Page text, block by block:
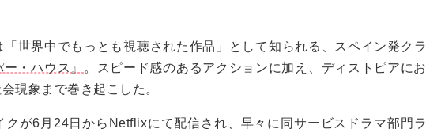
世界中でもっとも視聴された作品」として知られる、スペイン発クラ
ー・ハウス』
。スピード感のあるアクションに加え、ディストピアにお
現象まで巻き起こした。
クが6月24日からNetflixにて配信され、早々に同サービスドラマ部門ラ